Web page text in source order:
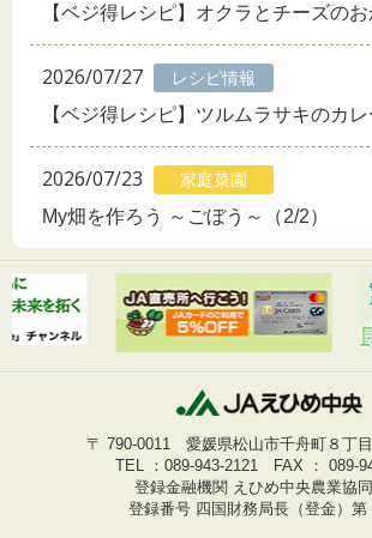
【ベジ得レシピ】オクラとチーズのお
2026/07/27 レシピ情報
【ベジ得レシピ】ツルムラサキのカ
2026/07/23 家庭菜園
My畑を作ろう ～ごぼう～（2/2）
〒 790-0011 愛媛県松山市千舟町８丁
TEL ： 089-943-2121 FAX ： 089-
登録金融機関 えひめ中央農業協
登録番号 四国財務局長（登金）第